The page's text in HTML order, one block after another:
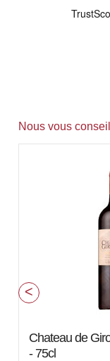
Nous vous
Chateau de
- 75cl